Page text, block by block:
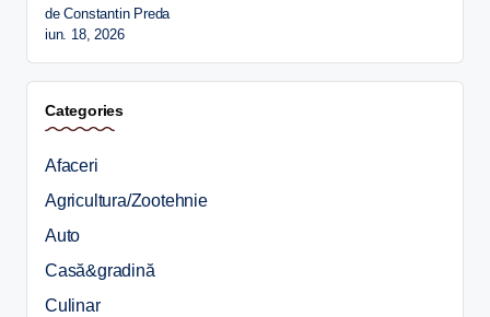
de Constantin Preda
iun. 18, 2026
Categories
Afaceri
Agricultura/Zootehnie
Auto
Casă&gradină
Culinar